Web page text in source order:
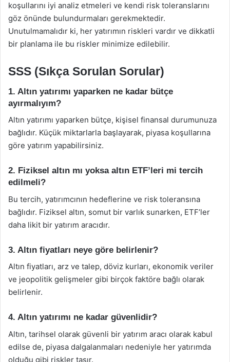
koşullarını iyi analiz etmeleri ve kendi risk toleranslarını
göz önünde bulundurmaları gerekmektedir.
Unutulmamalıdır ki, her yatırımın riskleri vardır ve dikkatli
bir planlama ile bu riskler minimize edilebilir.
SSS (Sıkça Sorulan Sorular)
1. Altın yatırımı yaparken ne kadar bütçe
ayırmalıyım?
Altın yatırımı yaparken bütçe, kişisel finansal durumunuza
bağlıdır. Küçük miktarlarla başlayarak, piyasa koşullarına
göre yatırım yapabilirsiniz.
2. Fiziksel altın mı yoksa altın ETF’leri mi tercih
edilmeli?
Bu tercih, yatırımcının hedeflerine ve risk toleransına
bağlıdır. Fiziksel altın, somut bir varlık sunarken, ETF’ler
daha likit bir yatırım aracıdır.
3. Altın fiyatları neye göre belirlenir?
Altın fiyatları, arz ve talep, döviz kurları, ekonomik veriler
ve jeopolitik gelişmeler gibi birçok faktöre bağlı olarak
belirlenir.
4. Altın yatırımı ne kadar güvenlidir?
Altın, tarihsel olarak güvenli bir yatırım aracı olarak kabul
edilse de, piyasa dalgalanmaları nedeniyle her yatırımda
olduğu gibi riskler taşır.